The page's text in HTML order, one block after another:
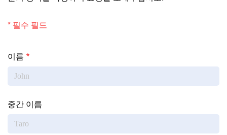
* 필수 필드
Name
이름
중간 이름